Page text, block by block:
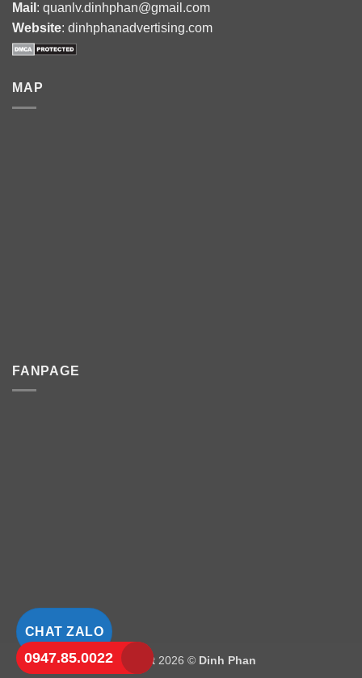
CHAT ZALO
0947.85.0022
Mail : quanlv.dinhphan@gmail.com
Website: dinhphanadvertising.com
MAP
FANPAGE
Copyright 2026 © Dinh Phan